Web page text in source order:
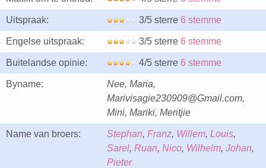
Uitspraak: 3/5 sterre 6 stemme
Engelse uitspraak: 3/5 sterre 6 stemme
Buitelandse opinie: 4/5 sterre 6 stemme
Byname:
Nee, Maria,
Marivisagie230909@Gmail.com,
Mini, Mariki, Meritjie
Name van broers: Stephan, Franz, Willem, Louis,
Sarel, Ruan, Nico, Wilhelm, Johan,
Pieter